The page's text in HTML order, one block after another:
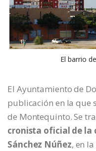
El barrio
El Ayuntamiento de
publicación en la que
de Montequinto. Se
cronista oficial de la
Sánchez Núñez, en